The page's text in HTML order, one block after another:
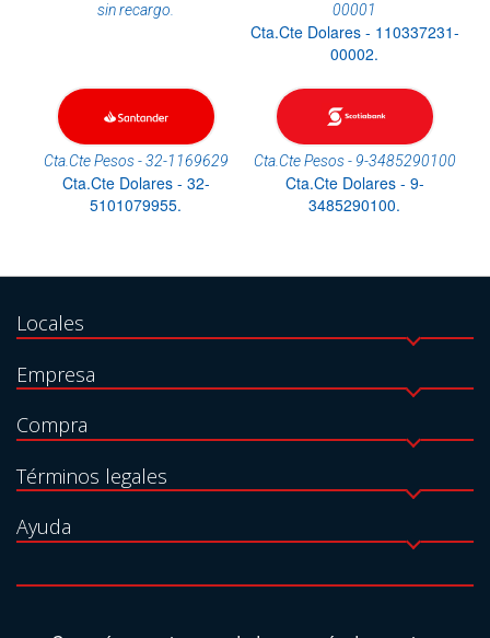
sin recargo.
00001
Cta.Cte Dolares - 110337231-
00002.
Cta.Cte Pesos - 32-1169629
Cta.Cte Dolares - 32-
5101079955.
Cta.Cte Pesos - 9-3485290100
Cta.Cte Dolares - 9-
3485290100.
Locales
Empresa
Compra
Términos legales
Ayuda